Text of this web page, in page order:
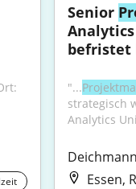
Senior
befristet
"...
strategisch
Analytics
Essen,